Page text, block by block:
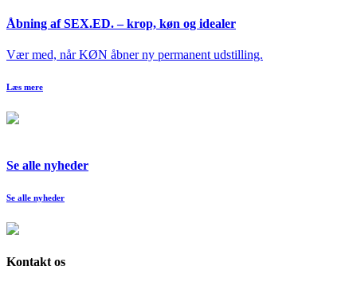
Åbning af SEX.ED. – krop, køn og idealer
Vær med, når KØN åbner ny permanent udstilling.
Læs mere
Se alle nyheder
Se alle nyheder
Kontakt os